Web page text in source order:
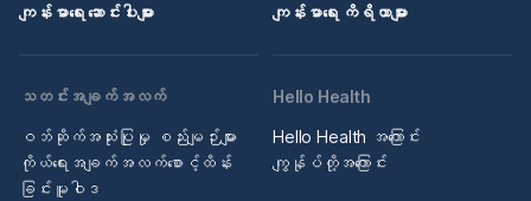
ကျန်းမာရေး ဆောင်းပါးများ ကျန်းမာရေး ကိရိယာများ
သတင်းအချက်အလက်
ဝဘ်ဆိုက်အသုံးပြုမှု စည်းမျဉ်းများ
ကိုယ်ရေးအချက်အလက်စောင့်ထိန်း
ခြင်းမူဝါဒ
Hello Health
Hello Health အကြောင်း
ကျွန်ုပ်တို့အကြောင်း